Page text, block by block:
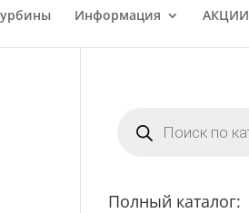
Информация АКЦИИ
товаров
Полный каталог: